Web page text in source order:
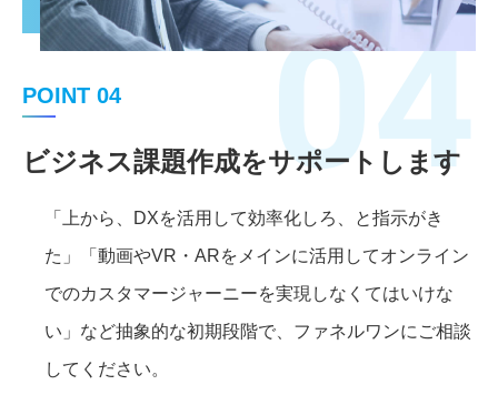
POINT 04
ビジネス課題作成をサポートします
04
「上から、DXを活用して効率化しろ、と指示がき
た」「動画やVR・ARをメインに活用してオンライン
でのカスタマージャーニーを実現しなくてはいけな
い」など抽象的な初期段階で、ファネルワンにご相談
してください。